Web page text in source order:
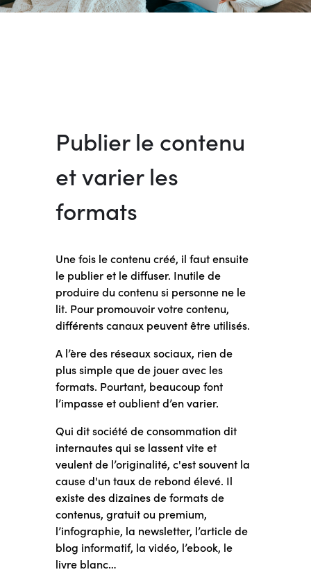
Publier le contenu
et varier les
formats
Une fois le contenu créé, il faut ensuite
le publier et le diffuser. Inutile de
produire du contenu si personne ne le
lit. Pour promouvoir votre contenu,
différents canaux peuvent être utilisés.
A l’ère des réseaux sociaux, rien de
plus simple que de jouer avec les
formats. Pourtant, beaucoup font
l’impasse et oublient d’en varier.
Qui dit société de consommation dit
internautes qui se lassent vite et
veulent de l’originalité, c'est souvent la
cause d'un taux de rebond élevé. Il
existe des dizaines de formats de
contenus, gratuit ou premium,
l’infographie, la newsletter, l’article de
blog informatif, la vidéo, l’ebook, le
livre blanc…